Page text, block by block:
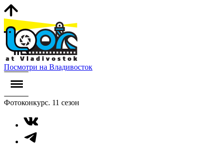
Посмотри на Владивосток
Фотоконкурс. 11 сезон